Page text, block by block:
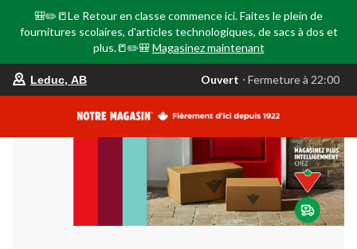
🎒✏️📒Le Retour en classe commence ici. Faites le plein de
fournitures scolaires, d'articles technologiques, de sacs à dos et
plus.📒✏️🎒 Magasinez maintenant
votre
est
AB,
Ouvert,
Fermeture
à
22:00
Leduc, AB Ouvert ⋅ Fermeture à 22:00